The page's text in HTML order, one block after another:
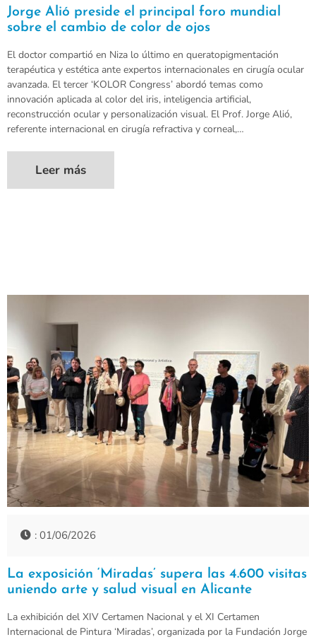
Jorge Alió preside el principal foro mundial
sobre el cambio de color de ojos
El doctor compartió en Niza lo último en queratopigmentación
terapéutica y estética ante expertos internacionales en cirugía ocular
avanzada. El tercer ‘KOLOR Congress’ abordó temas como
innovación aplicada al color del iris, inteligencia artificial,
reconstrucción ocular y personalización visual. El Prof. Jorge Alió,
referente internacional en cirugía refractiva y corneal,…
Leer más
: 01/06/2026
La exposición ‘Miradas’ supera las 4.600 visitas
uniendo arte y salud visual en Alicante
La exhibición del XIV Certamen Nacional y el XI Certamen
Internacional de Pintura ‘Miradas’, organizada por la Fundación Jorge